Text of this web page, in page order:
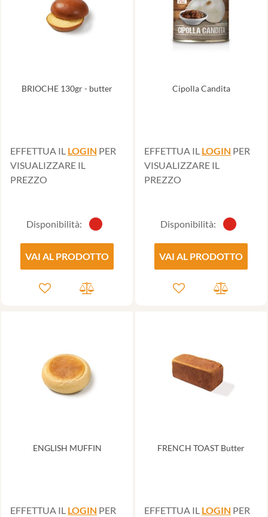
BRIOCHE 130gr - butter
EFFETTUA IL LOGIN PER
VISUALIZZARE IL
PREZZO
Disponibilità:
VAI AL PRODOTTO
Cipolla Candita
EFFETTUA IL LOGIN PER
VISUALIZZARE IL
PREZZO
Disponibilità:
VAI AL PRODOTTO
ENGLISH MUFFIN
EFFETTUA IL LOGIN PER
FRENCH TOAST Butter
EFFETTUA IL LOGIN PER